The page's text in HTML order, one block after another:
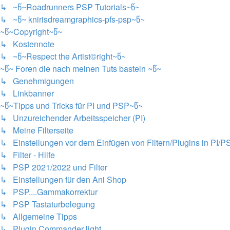
↳ ~წ~Roadrunners PSP Tutorials~წ~
↳ ~წ~ knirisdreamgraphics-pfs-psp~წ~
~წ~Copyright~წ~
↳ Kostennote
↳ ~წ~Respect the Artist©right~წ~
~წ~ Foren die nach meinen Tuts basteln ~წ~
↳ Genehmigungen
↳ Linkbanner
~წ~Tipps und Tricks für PI und PSP~წ~
↳ Unzureichender Arbeitsspeicher (PI)
↳ Meine Filterseite
↳ Einstellungen vor dem Einfügen von Filtern/Plugins in PI/
↳ Filter - Hilfe
↳ PSP 2021/2022 und Filter
↳ Einstellungen für den Ani Shop
↳ PSP....Gammakorrektur
↳ PSP Tastaturbelegung
↳ Allgemeine Tipps